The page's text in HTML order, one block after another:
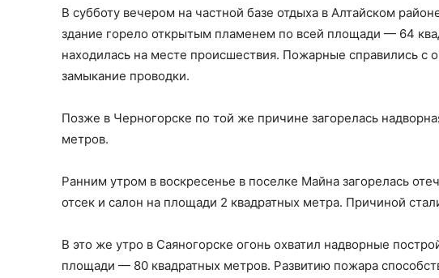
В субботу вечером на частной базе отдыха в Алтайском
здание горело открытым пламенем по всей площади — 64
находилась на месте происшествия. Пожарные справились с
замыкание проводки.
Позже в Черногорске по той же причине загорелась
метров.
Ранним утром в воскресенье в поселке Майна загорелась
отсек и салон на площади 2 квадратных метра. Причиной
В это же утро в Саяногорске огонь охватил надворные
площади — 80 квадратных метров. Развитию пожара